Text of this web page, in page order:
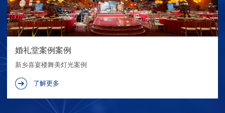
婚礼堂案例案例
新乡喜宴楼舞美灯光案例
了解更多